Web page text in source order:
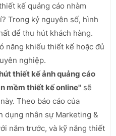
kế quảng cáo nhàm
Trong kỷ nguyên số, hình
để thu hút khách hàng.
năng khiếu thiết kế hoặc đủ
nghiệp.
thiết kế ảnh quảng cáo
mềm thiết kế online" sẽ
Theo báo cáo của
dụng nhân sự Marketing &
năm trước, và kỹ năng thiết